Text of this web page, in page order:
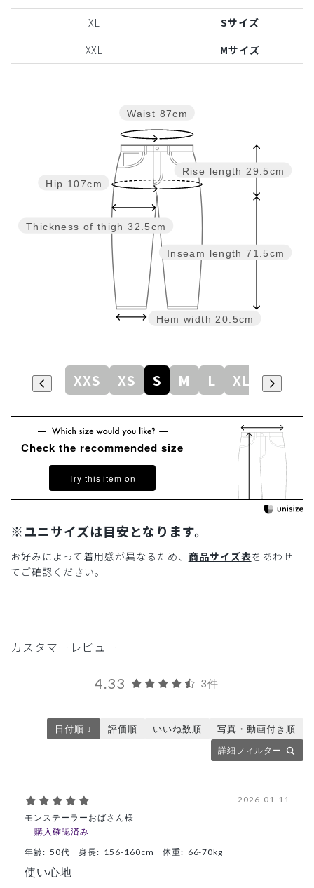
XL
Sサイズ
XXL
Mサイズ
Inseam length 71.5cm
Rise length 29.5cm
Hem width 20.5cm
Thickness of thigh 32.5cm
Hip 107cm
Waist 87cm
XXS XS S M L XL
Check the recommended size
Try this item on
※ユニサイズは目安となります。
お好みによって着用感が異なるため、 商品サイズ表をあわせ
てご確認ください。
カスタマーレビュー
4.33 3件
詳細フィルター
日付順 ↓ 評価順 いいね数順 写真・動画付き順
モンステーラーおばさん様
購入確認済み
2026-01-11
年齢: 50代 身長: 156-160cm 体重: 66-70kg
使い心地